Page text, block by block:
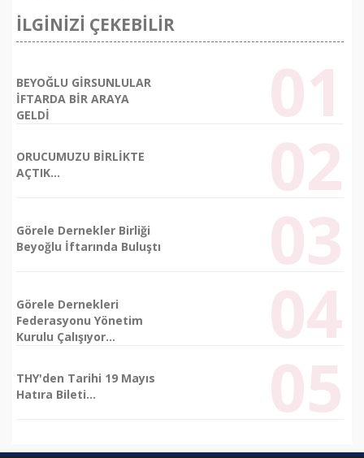
+58
İLGİNİZİ ÇEKEBİLİR
BEYOĞLU GİRSUNLULAR
İFTARDA BİR ARAYA
GELDİ
ORUCUMUZU BİRLİKTE
AÇTIK…
Görele Dernekler Birliği
Beyoğlu İftarında Buluştı
Görele Dernekleri
Federasyonu Yönetim
Kurulu Çalışıyor...
THY'den Tarihi 19 Mayıs
Hatıra Bileti...